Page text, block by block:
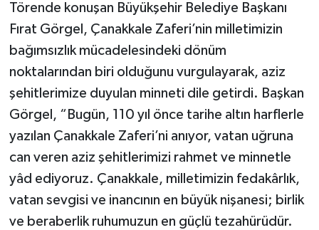
Törende konuşan Büyükşehir Belediye Başkanı
Fırat Görgel, Çanakkale Zaferi’nin milletimizin
bağımsızlık mücadelesindeki dönüm
noktalarından biri olduğunu vurgulayarak, aziz
şehitlerimize duyulan minneti dile getirdi. Başkan
Görgel, “Bugün, 110 yıl önce tarihe altın harflerle
yazılan Çanakkale Zaferi’ni anıyor, vatan uğruna
can veren aziz şehitlerimizi rahmet ve minnetle
yâd ediyoruz. Çanakkale, milletimizin fedakârlık,
vatan sevgisi ve inancının en büyük nişanesi; birlik
ve beraberlik ruhumuzun en güçlü tezahürüdür.